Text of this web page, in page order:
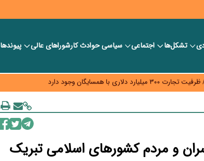
تشکل‌ها اجتماعی سیاسیحوادث کارشورا‎های عالی پیوندها
و ویژه اقتصادی واگذار شد
همسایگان وجود دارد
نرسید؟
قیمت و سهمیه بنزین همچنان در انتظار تأمین منابع و جمع‌بندی نهایی
و مردم کشورهای اسلامی تبریک